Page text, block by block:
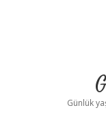
Günlük